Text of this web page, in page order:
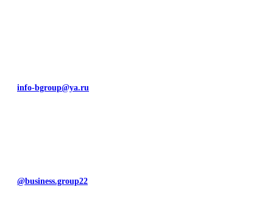
info-bgroup@ya.ru
@business.group22